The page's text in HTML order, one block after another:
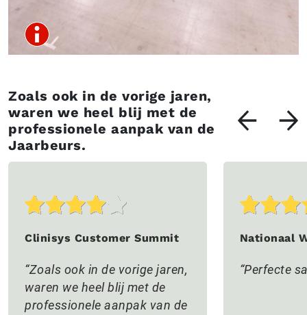
Zoals ook in de vorige jaren,
waren we heel blij met de
professionele aanpak van de
Jaarbeurs.
Clinisys Customer Summit
Zoals ook in de vorige jaren,
waren we heel blij met de
professionele aanpak van de
Nationaal
Perfecte